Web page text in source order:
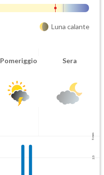
Luna calante
Pomeriggio Sera
5 mm
2.5